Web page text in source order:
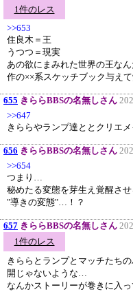
1件のレス
>>653
住良木＝王
うつつ＝現実
あの欲にまみれた世界の王な
作の××系スケッチブック与え
655 きららBBSの名無しさん
>>647
きららやランプ達ととクリエ
656 きららBBSの名無しさん
>>654
つまり…
秘めたる変態を芽生え覚醒さ
"導きの変態"…！？
657 きららBBSの名無しさん
1件のレス
きららとランプとマッチたち
開じゃないような…
なんかストーリーが巻きに入